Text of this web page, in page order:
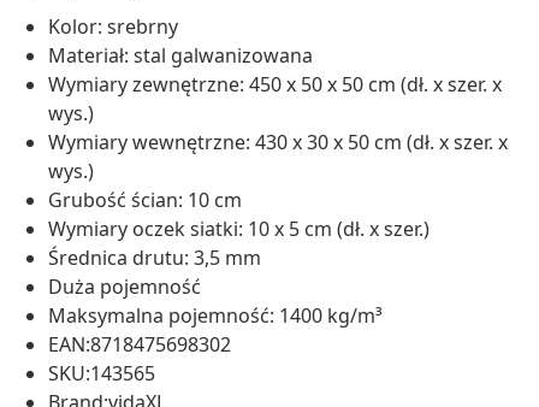
Kolor: srebrny
Materiał: stal galwanizowana
Wymiary zewnętrzne: 450 x 50 x 50 cm (dł. x szer. x
wys.)
Wymiary wewnętrzne: 430 x 30 x 50 cm (dł. x szer. x
wys.)
Grubość ścian: 10 cm
Wymiary oczek siatki: 10 x 5 cm (dł. x szer.)
Średnica drutu: 3,5 mm
Duża pojemność
Maksymalna pojemność: 1400 kg/m³
EAN:8718475698302
SKU:143565